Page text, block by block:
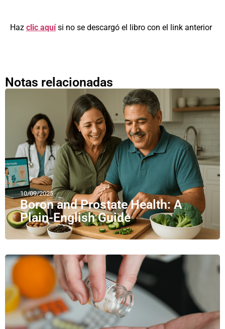
Haz clic aquísi no se descargó el libro con el link anterior
Notas relacionadas
10/09/2025
Boron and Prostate Health: A
Plain-English Guide